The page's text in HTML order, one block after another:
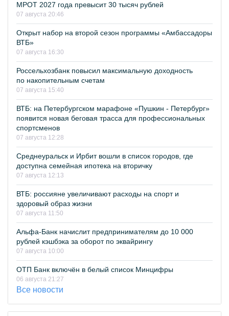
МРОТ 2027 года превысит 30 тысяч рублей
07 августа 20:46
Открыт набор на второй сезон программы «Амбассадоры
ВТБ»
07 августа 16:30
Россельхозбанк повысил максимальную доходность
по накопительным счетам
07 августа 15:40
ВТБ: на Петербургском марафоне «Пушкин - Петербург»
появится новая беговая трасса для профессиональных
спортсменов
07 августа 12:28
Среднеуральск и Ирбит вошли в список городов, где
доступна семейная ипотека на вторичку
07 августа 12:13
ВТБ: россияне увеличивают расходы на спорт и
здоровый образ жизни
07 августа 11:50
Альфа-Банк начислит предпринимателям до 10 000
рублей кэшбэка за оборот по эквайрингу
07 августа 10:00
ОТП Банк включён в белый список Минцифры
06 августа 21:27
Все новости